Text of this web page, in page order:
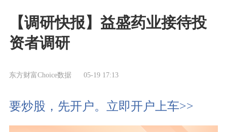
【调研快报】益盛药业接待投
资者调研
东方财富Choice数据 05-19 17:13
要炒股，先开户。立即开户上车>>